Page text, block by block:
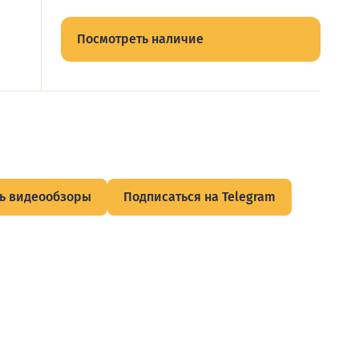
Посмотреть наличие
видеообзоры Подписаться на Telegram